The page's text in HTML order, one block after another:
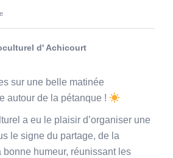
d' Achicourt
sur une belle matinée
autour de la pétanque !
a eu le plaisir d’organiser une
le signe du partage, de la
humeur, réunissant les